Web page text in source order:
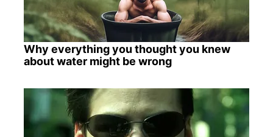
Why everything you thought you knew
about water might be wrong